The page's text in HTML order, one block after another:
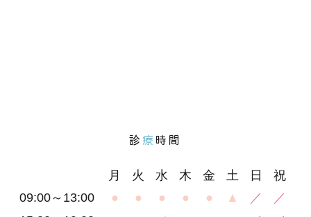
診 療 時間
月 火 水 木 金 土 日
祝
09:00～13:00
● ● ● ● ● ▲ ／
／